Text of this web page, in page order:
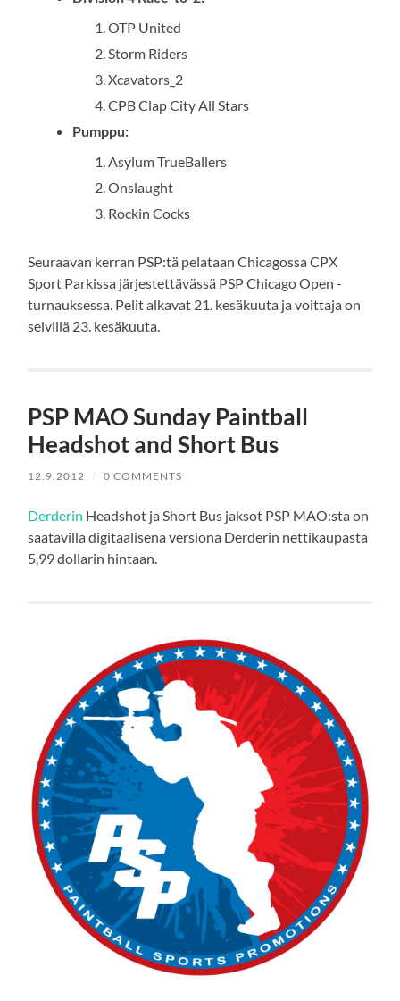
OTP United
Storm Riders
Xcavators_2
CPB Clap City All Stars
Pumppu:
Asylum TrueBallers
Onslaught
Rockin Cocks
Seuraavan kerran PSP:tä pelataan Chicagossa CPX
Sport Parkissa järjestettävässä PSP Chicago Open -
turnauksessa. Pelit alkavat 21. kesäkuuta ja voittaja on
selvillä 23. kesäkuuta.
PSP MAO Sunday Paintball
Headshot and Short Bus
12.9.2012 / 0 COMMENTS
Derderin Headshot ja Short Bus jaksot PSP MAO:sta on
saatavilla digitaalisena versiona Derderin nettikaupasta
5,99 dollarin hintaan.